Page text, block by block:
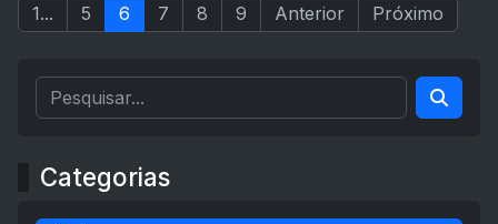
1... 5 6 7 8 9 Anterior Próximo
Categorias